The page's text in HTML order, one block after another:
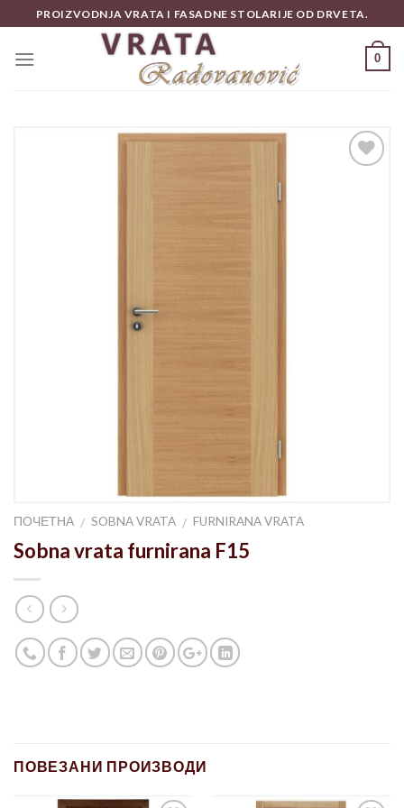
to
content
PROIZVODNJA VRATA I FASADNE STOLARIJE OD DRVETA.
0
ПОЧЕТНА / SOBNA VRATA / FURNIRANA VRATA
Sobna vrata furnirana F15
ПОВЕЗАНИ ПРОИЗВОДИ